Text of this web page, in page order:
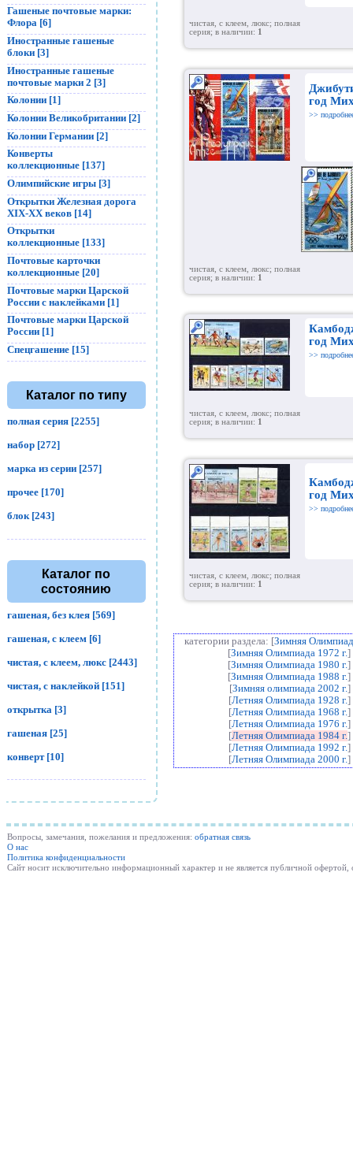
Гашеные почтовые марки:
Флора [6]
Иностранные гашеные
блоки [3]
Иностранные гашеные
почтовые марки 2 [3]
Колонии [1]
Колонии Великобритании [2]
Колонии Германии [2]
Конверты
коллекционные [137]
Олимпийские игры [3]
Открытки Железная дорога
XIX-XX веков [14]
Открытки
коллекционные [133]
Почтовые карточки
коллекционные [20]
Почтовые марки Царской
России с наклейками [1]
Почтовые марки Царской
России [1]
Спецгашение [15]
Каталог по типу
полная серия [2255]
набор [272]
марка из серии [257]
прочее [170]
блок [243]
Каталог по
состоянию
гашеная, без клея [569]
гашеная, с клеем [6]
чистая, с клеем, люкс [2443]
чистая, с наклейкой [151]
открытка [3]
гашеная [25]
конверт [10]
чистая, с клеем, люкс; полная
серия; в наличии: 1
год
>>
чистая, с клеем, люкс; полная
серия; в наличии: 1
год
>>
чистая, с клеем, люкс; полная
серия; в наличии: 1
год
>>
чистая, с клеем, люкс; полная
серия; в наличии: 1
категории раздела: [Зимняя
[Зимняя Олимпиада 1972 г.]
[Зимняя Олимпиада 1980 г.]
[Зимняя Олимпиада 1988 г.]
[Зимняя олимпиада 2002 г.]
[Летняя Олимпиада 1928 г.]
[Летняя Олимпиада 1968 г.]
[Летняя Олимпиада 1976 г.]
[Летняя Олимпиада 1984 г.]
[Летняя Олимпиада 1992 г.]
[Летняя Олимпиада 2000 г.]
Вопросы, замечания, пожелания и предложения: обратная связь
О нас
Политика конфиденциальности
Cайт носит исключительно информационный характер и не является публичной